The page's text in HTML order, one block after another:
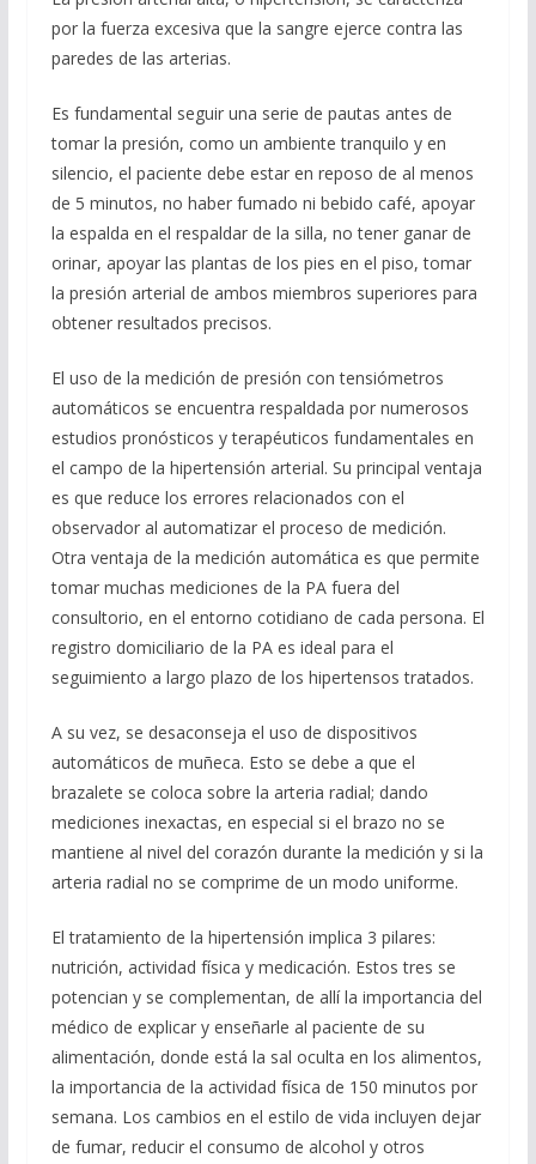
por la fuerza excesiva que la sangre ejerce contra las
paredes de las arterias.
Es fundamental seguir una serie de pautas antes de
tomar la presión, como un ambiente tranquilo y en
silencio, el paciente debe estar en reposo de al menos
de 5 minutos, no haber fumado ni bebido café, apoyar
la espalda en el respaldar de la silla, no tener ganar de
orinar, apoyar las plantas de los pies en el piso, tomar
la presión arterial de ambos miembros superiores para
obtener resultados precisos.
El uso de la medición de presión con tensiómetros
automáticos se encuentra respaldada por numerosos
estudios pronósticos y terapéuticos fundamentales en
el campo de la hipertensión arterial. Su principal ventaja
es que reduce los errores relacionados con el
observador al automatizar el proceso de medición.
Otra ventaja de la medición automática es que permite
tomar muchas mediciones de la PA fuera del
consultorio, en el entorno cotidiano de cada persona. El
registro domiciliario de la PA es ideal para el
seguimiento a largo plazo de los hipertensos tratados.
A su vez, se desaconseja el uso de dispositivos
automáticos de muñeca. Esto se debe a que el
brazalete se coloca sobre la arteria radial; dando
mediciones inexactas, en especial si el brazo no se
mantiene al nivel del corazón durante la medición y si la
arteria radial no se comprime de un modo uniforme.
El tratamiento de la hipertensión implica 3 pilares:
nutrición, actividad física y medicación. Estos tres se
potencian y se complementan, de allí la importancia del
médico de explicar y enseñarle al paciente de su
alimentación, donde está la sal oculta en los alimentos,
la importancia de la actividad física de 150 minutos por
semana. Los cambios en el estilo de vida incluyen dejar
de fumar, reducir el consumo de alcohol y otros